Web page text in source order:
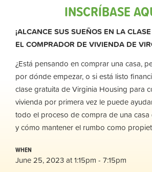
INSCRÍBASE
¡ALCANCE SUS SUEÑOS EN LA
EL COMPRADOR DE VIVIENDA DE
¿Está pensando en comprar una casa,
por dónde empezar, o si está listo
clase gratuita de Virginia Housing para
vivienda por primera vez le puede
todo el proceso de compra de una
y cómo mantener el rumbo como
WHEN
June 25, 2023 at 1:15pm - 7:15pm